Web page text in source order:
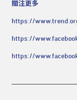
關注更多
https://
https://
https://